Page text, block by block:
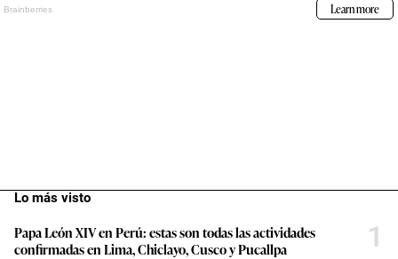
Lo más visto
Papa León XIV en Perú: estas son todas las actividades
confirmadas en Lima, Chiclayo, Cusco y Pucallpa
1